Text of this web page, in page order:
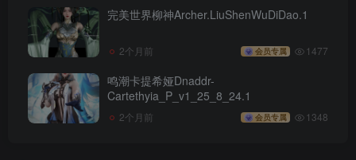
完美世界柳神Archer.LiuShenWuDiDao.1
2个月前 会员专属 1477
鸣潮卡提希娅Dnaddr-
Cartethyia_P_v1_25_8_24.1
2个月前 会员专属 1348